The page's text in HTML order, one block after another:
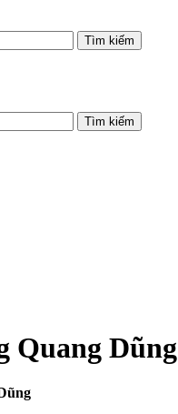
Quang Dũng